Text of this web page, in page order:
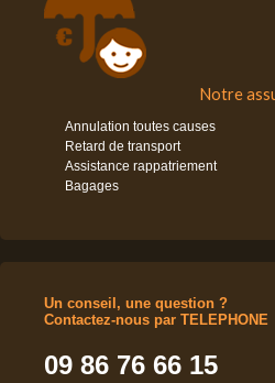
Notre
Annulation toutes causes
Retard de transport
Assistance rappatriement
Bagages
Un conseil, une question ?
Contactez-nous par TELEPHONE
09 86 76 66 15